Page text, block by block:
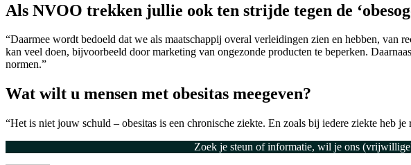
Als NVOO trekken jullie ook ten strijde tegen de
“Daarmee wordt bedoeld dat we als maatschappij overal verleidingen zien en hebben, van
kan veel doen, bijvoorbeeld door marketing van ongezonde producten te beperken.
normen.”
Wat wilt u mensen met obesitas meegeven?
“Het is niet jouw schuld – obesitas is een chronische ziekte. En zoals bij iedere ziekte heb
Zoek je steun of informatie, wil je ons